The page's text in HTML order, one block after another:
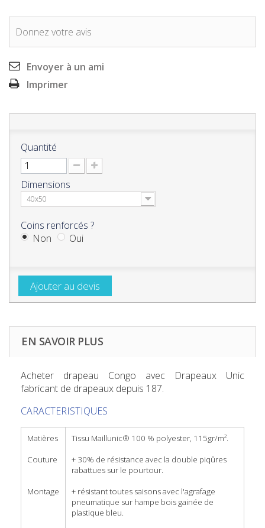
Donnez votre avis
Envoyer à un ami
Imprimer
Quantité
Dimensions
40x50
Coins renforcés ?
Non
Oui
Ajouter au devis
EN SAVOIR PLUS
Acheter drapeau Congo avec Drapeaux Unic
fabricant de drapeaux depuis 187.
CARACTERISTIQUES
Matières
Tissu Maillunic® 100 % polyester, 115gr/m².
Couture
+ 30% de résistance avec la double piqûres
rabattues sur le pourtour.
Montage
+ résistant toutes saisons avec l'agrafage
pneumatique sur hampe bois gainée de
plastique bleu.